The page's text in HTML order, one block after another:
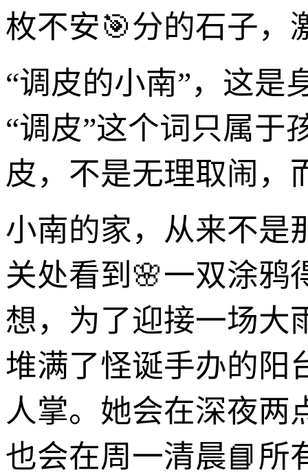
枚不安🎯分的石子，
“调皮的小南”，这是
“调皮”这个词只属于
皮，不是无理取闹，
小南的家，从来不是
关处看到🌸一双涂鸦
想，为了迎接一场大
堆满了怪诞手办的阳
人掌。她会在深夜两
也会在周一清晨📘所